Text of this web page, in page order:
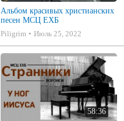
Альбом красивых христианских
песен МСЦ ЕХБ
Piligrim
Июль 25, 2022
58:36